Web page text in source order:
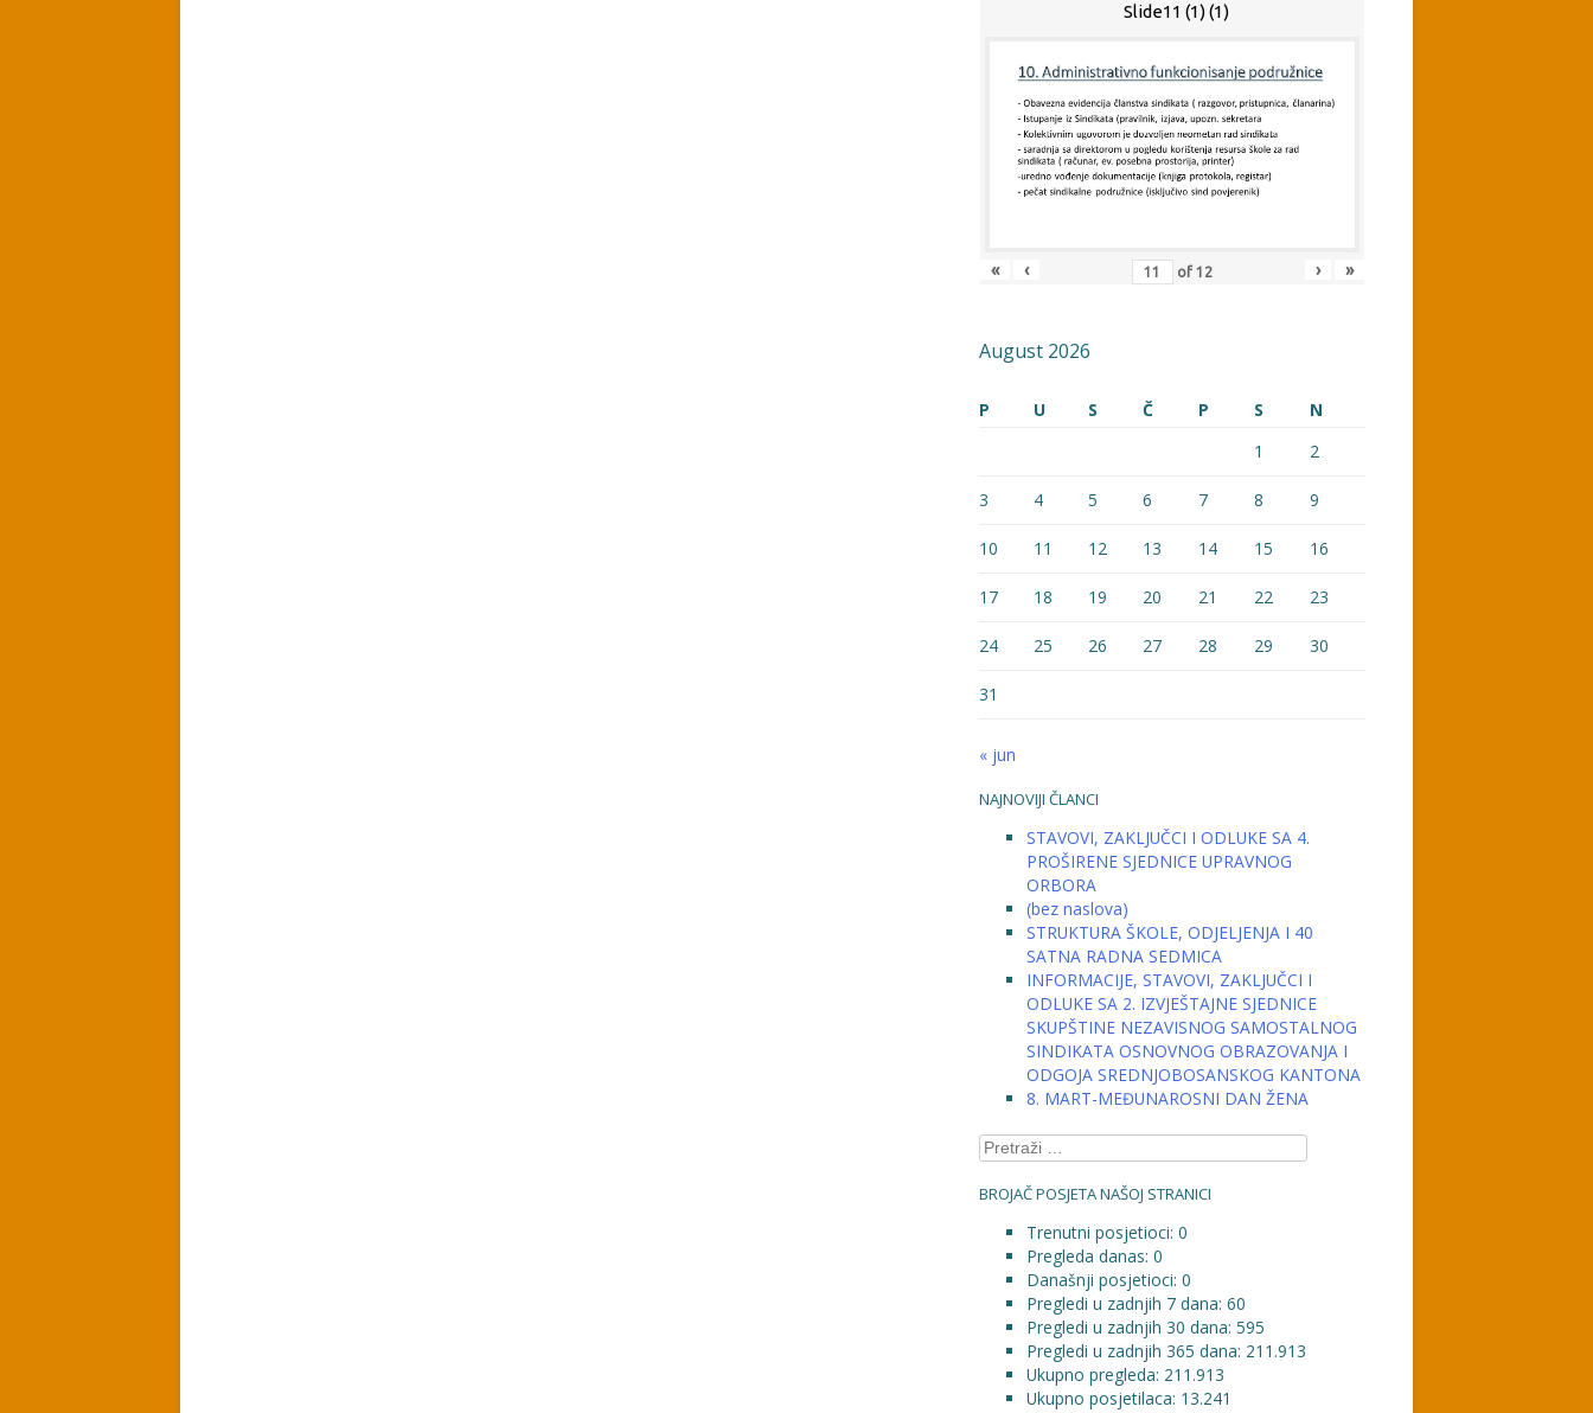
Slide11 (1) (1)
« ‹ of 12 › »
August 2026
P U S Č P S
N
1
2
3 4 5 6 7 8 9
10 11 12 13 14 15 16
17 18 19 20 21 22 23
24 25 26 27 28 29 30
31
« jun
NAJNOVIJI ČLANCI
STAVOVI, ZAKLJUČCI I ODLUKE SA 4.
PROŠIRENE SJEDNICE UPRAVNOG
ORBORA
(bez naslova)
STRUKTURA ŠKOLE, ODJELJENJA I 40
SATNA RADNA SEDMICA
INFORMACIJE, STAVOVI, ZAKLJUČCI I
ODLUKE SA 2. IZVJEŠTAJNE SJEDNICE
SKUPŠTINE NEZAVISNOG SAMOSTALNOG
SINDIKATA OSNOVNOG OBRAZOVANJA I
ODGOJA SREDNJOBOSANSKOG KANTONA
8. MART-MEĐUNAROSNI DAN ŽENA
Pretraga:
BROJAČ POSJETA NAŠOJ STRANICI
Trenutni posjetioci: 0
Pregleda danas: 0
Današnji posjetioci: 0
Pregledi u zadnjih 7 dana: 60
Pregledi u zadnjih 30 dana: 595
Pregledi u zadnjih 365 dana: 211.913
Ukupno pregleda: 211.913
Ukupno posjetilaca: 13.241